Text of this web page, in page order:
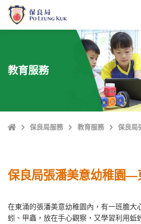
教育服務
主
保良局服務 教育服務 保良局
保良局張潘美意幼稚園—
在東涌的張潘美意幼稚園內，有一班膽大
蚓、甲蟲，放在手心觀察，又學習利用蚯